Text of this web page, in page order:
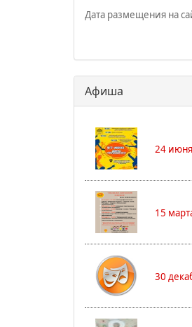
Дата размещения на
Афиша
24
15
30